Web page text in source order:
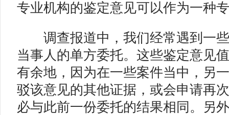
专业机构的鉴定意见可以作为一种
调查报道中，我们经常遇到一些
当事人的单方委托。这些鉴定意见
有余地，因为在一些案件当中，另
驳该意见的其他证据，或会申请再
必与此前一份委托的结果相同。另